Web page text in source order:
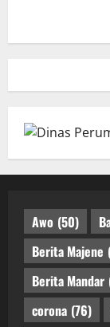
Awo (50)
Berita Majene
Berita Mandar
corona (76)